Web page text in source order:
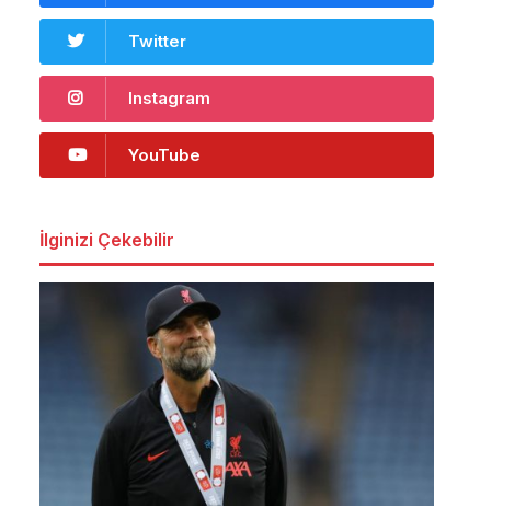
Twitter
Instagram
YouTube
İlginizi Çekebilir